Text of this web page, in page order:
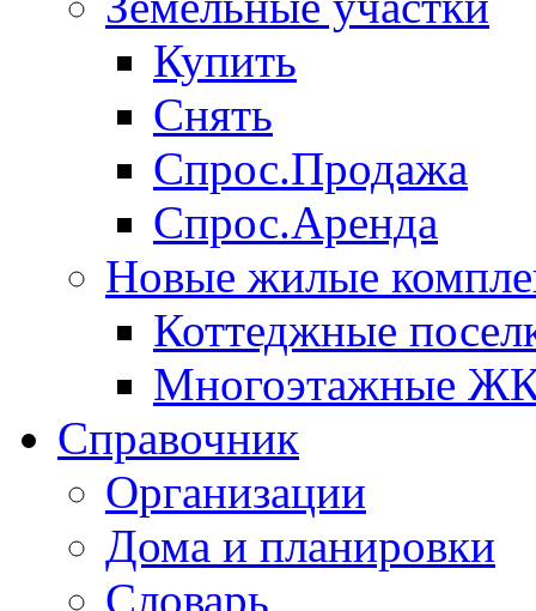
Купить
Снять
Спрос.Продажа
Спрос.Аренда
Новые жилые
Коттеджные
Многоэтажные
Справочник
Организации
Дома и планировки
Словарь